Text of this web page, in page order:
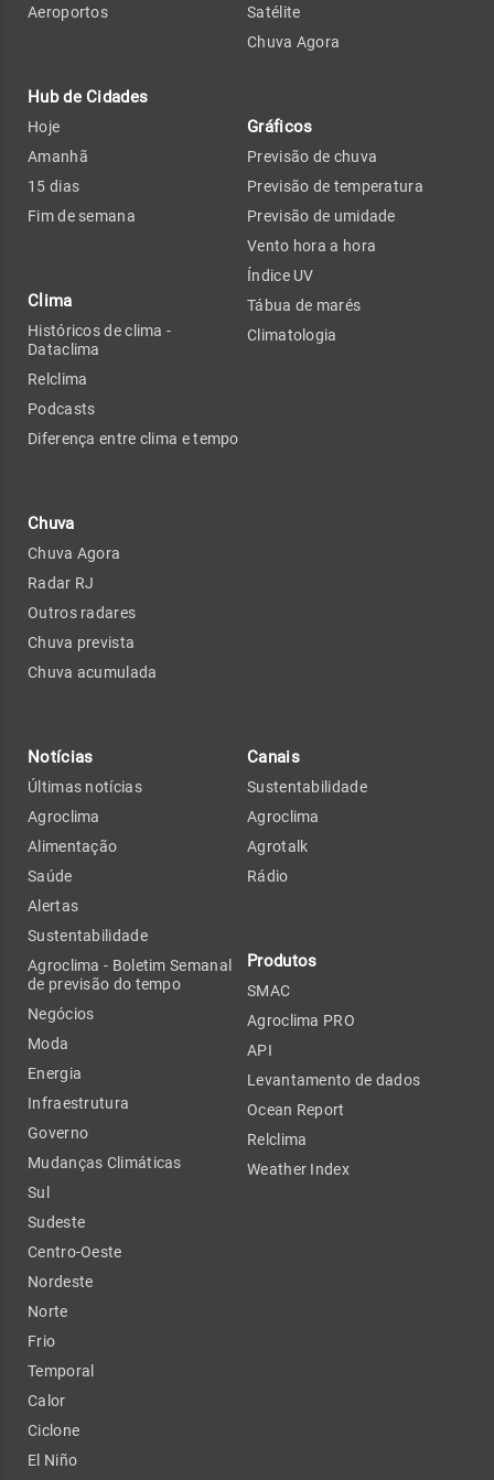
Aeroportos
Hub de Cidades
Hoje
Amanhã
15 dias
Fim de semana
Clima
Históricos de clima -
Dataclima
Relclima
Podcasts
Diferença entre clima e tempo
Chuva
Chuva Agora
Radar RJ
Outros radares
Chuva prevista
Chuva acumulada
Satélite
Chuva Agora
Gráficos
Previsão de chuva
Previsão de temperatura
Previsão de umidade
Vento hora a hora
Índice UV
Tábua de marés
Climatologia
Notícias
Últimas notícias
Agroclima
Alimentação
Saúde
Alertas
Sustentabilidade
Agroclima - Boletim Semanal
de previsão do tempo
Negócios
Moda
Energia
Infraestrutura
Governo
Mudanças Climáticas
Sul
Sudeste
Centro-Oeste
Nordeste
Norte
Frio
Temporal
Calor
Ciclone
El Niño
Canais
Sustentabilidade
Agroclima
Agrotalk
Rádio
Produtos
SMAC
Agroclima PRO
API
Levantamento de dados
Ocean Report
Relclima
Weather Index